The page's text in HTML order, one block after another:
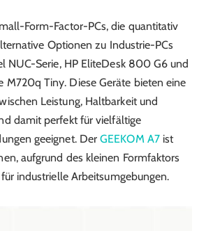
Form-Factor-PCs, die quantitativ
Optionen zu Industrie-PCs
NUC-Serie, HP EliteDesk 800 G6 und
M720q Tiny. Diese Geräte bieten eine
Leistung, Haltbarkeit und
damit perfekt für vielfältige
geeignet. DerGEEKOM A7ist
aufgrund des kleinen Formfaktors
industrielle Arbeitsumgebungen.